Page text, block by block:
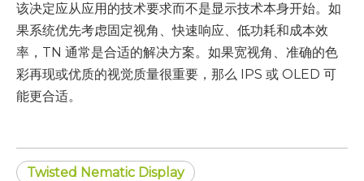
该决定应从应用的技术要求而不是显示技术本身开始。如
果系统优先考虑固定视角、快速响应、低功耗和成本效
率，TN 通常是合适的解决方案。如果宽视角、准确的色
彩再现或优质的视觉质量很重要，那么 IPS 或 OLED 可
能更合适。
Twisted Nematic Display